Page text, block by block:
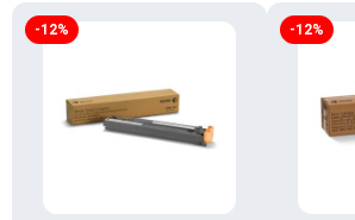
-12% -12%